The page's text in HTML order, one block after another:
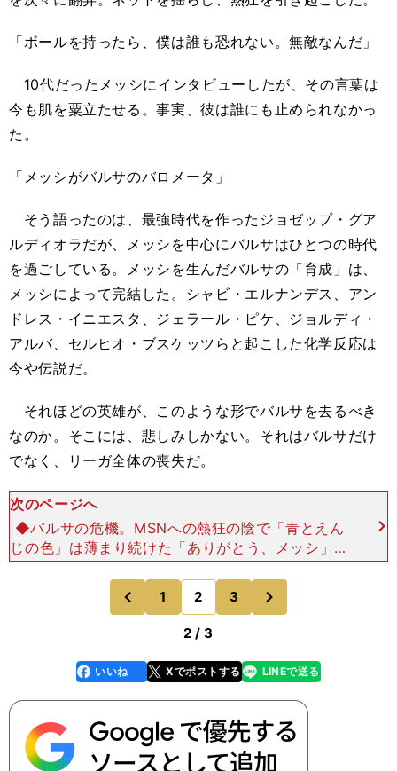
「ボールを持ったら、僕は誰も恐れない。無敵なんだ」
10代だったメッシにインタビューしたが、その言葉は
今も肌を粟立たせる。事実、彼は誰にも止められなかっ
た。
「メッシがバルサのバロメータ」
そう語ったのは、最強時代を作ったジョゼップ・グア
ルディオラだが、メッシを中心にバルサはひとつの時代
を過ごしている。メッシを生んだバルサの「育成」は、
メッシによって完結した。シャビ・エルナンデス、アン
ドレス・イニエスタ、ジェラール・ピケ、ジョルディ・
アルバ、セルヒオ・ブスケッツらと起こした化学反応は
今や伝説だ。
それほどの英雄が、このような形でバルサを去るべき
なのか。そこには、悲しみしかない。それはバルサだけ
でなく、リーガ全体の喪失だ。
次のページへ
◆バルサの危機。MSNへの熱狂の陰で「青とえん
じの色」は薄まり続けた「ありがとう、メッシ」
それは多くの人の気持ちだが、クラブマネジメント
としては美談にすべきではないだろう。そもそも、
ここ数年のバ
前
のページへ
1 2 3
2 / 3
faceboo
k
いいね Xでポストする
line LINEで送る